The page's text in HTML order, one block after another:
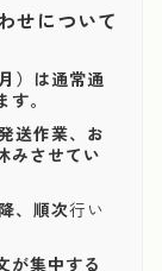
せについて
）は通常通
。
送作業、お
みさせてい
、順次行い
が集中する